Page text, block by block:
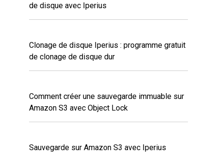
de disque avec Iperius
Clonage de disque Iperius : programme gratuit
de clonage de disque dur
Comment créer une sauvegarde immuable sur
Amazon S3 avec Object Lock
Sauvegarde sur Amazon S3 avec Iperius